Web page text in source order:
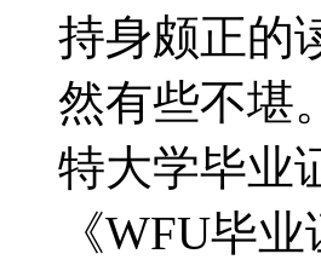
持身颇正的
然有些不堪
特大学毕业
《WFU毕